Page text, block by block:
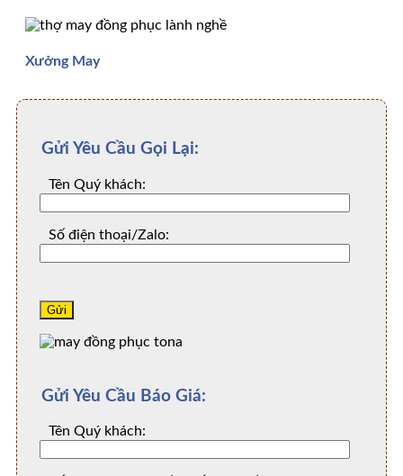
Xưởng May
Gửi Yêu Cầu Gọi Lại:
Tên Quý khách:
Số điện thoại/Zalo:
Gửi Yêu Cầu Báo Giá:
Tên Quý khách: